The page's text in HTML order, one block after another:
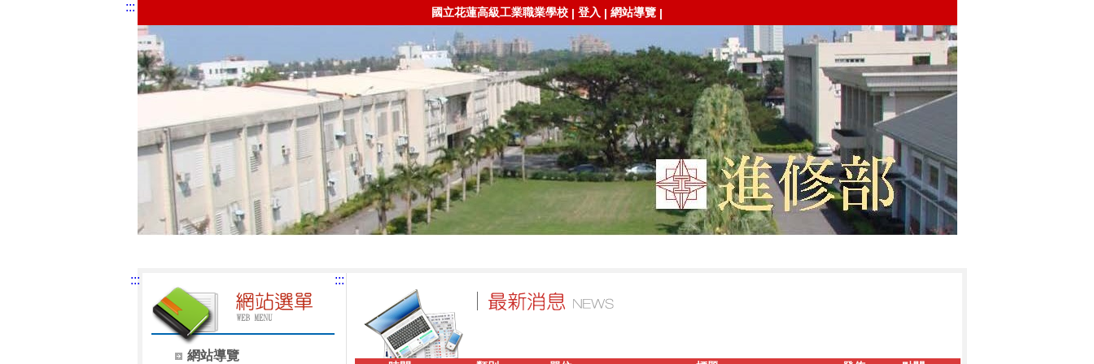
::: 國立花蓮高級工業職業學校 | 登入 | 網站導覽 |
:::
網站導覽
:::